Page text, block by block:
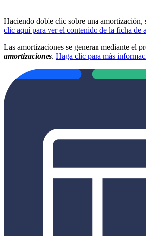
Haciendo doble clic sobre una amortización,
clic aquí para ver el contenido de la ficha de
Las amortizaciones se generan mediante el
amortizaciones. Haga clic para más